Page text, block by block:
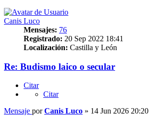
Canis Luco
Mensajes: 76
Registrado: 20 Sep 2022 18:41
Localización: Castilla y León
Re: Budismo laico o secular
Citar
Citar
Mensaje porCanis Luco » 14 Jun 2026 20:20